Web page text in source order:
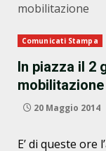
mobilitazione
Comunicati Stampa
In piazza il 2
mobilitazione
20 Maggio 2014
E’ di queste ore